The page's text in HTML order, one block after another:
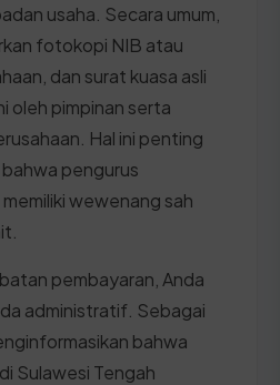
usaha. Secara umum,
fotokopi NIB atau
dan surat kuasa asli
oleh pimpinan serta
Hal ini penting
pengurus
wewenang sah
pembayaran, Anda
administratif. Sebagai
bahwa
Sulawesi Tengah